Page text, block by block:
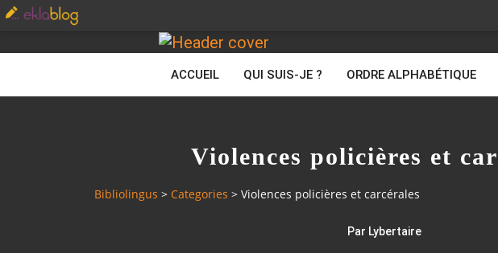
ACCUEIL QUI SUIS-JE ? ORDRE ALPHABÉTIQUE
Violences policières et
Bibliolingus > Categories > Violences policières et carcérales
Par Lybertaire